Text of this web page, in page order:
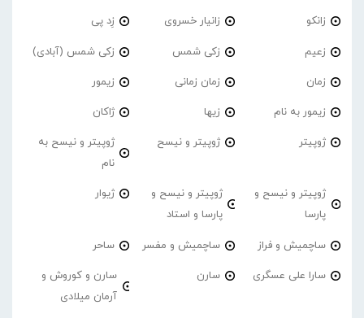
زانکو زانیار خسروی زِد پی
زعیم زکی شمس زکی شمس (آبادی)
زمان زمان زمانی زیمور
زیمور به نام زیها ژاکان
ژوپیتر ژوپیتر و نیسح
ژوپیتر و نیسح به
نام
ژوپیتر و نیسح و
پارسا
ژوپیتر و نیسح و
پارسا و استاد
ژیوار
ساچمیش و فراز ساچمیش و مفسر ساحر
سارا علی عسگری سارن
سارن و کوروش و
آرمان میلادی